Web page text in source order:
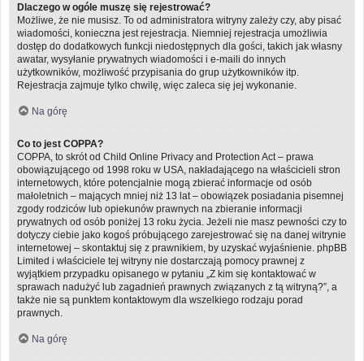
Dlaczego w ogóle muszę się rejestrować?
Możliwe, że nie musisz. To od administratora witryny zależy czy, aby pisać
wiadomości, konieczna jest rejestracja. Niemniej rejestracja umożliwia
dostęp do dodatkowych funkcji niedostępnych dla gości, takich jak własny
awatar, wysyłanie prywatnych wiadomości i e-maili do innych
użytkowników, możliwość przypisania do grup użytkowników itp.
Rejestracja zajmuje tylko chwilę, więc zaleca się jej wykonanie.
Na górę
Co to jest COPPA?
COPPA, to skrót od Child Online Privacy and Protection Act – prawa
obowiązującego od 1998 roku w USA, nakładającego na właścicieli stron
internetowych, które potencjalnie mogą zbierać informacje od osób
małoletnich – mających mniej niż 13 lat – obowiązek posiadania pisemnej
zgody rodziców lub opiekunów prawnych na zbieranie informacji
prywatnych od osób poniżej 13 roku życia. Jeżeli nie masz pewności czy to
dotyczy ciebie jako kogoś próbującego zarejestrować się na danej witrynie
internetowej – skontaktuj się z prawnikiem, by uzyskać wyjaśnienie. phpBB
Limited i właściciele tej witryny nie dostarczają pomocy prawnej z
wyjątkiem przypadku opisanego w pytaniu „Z kim się kontaktować w
sprawach nadużyć lub zagadnień prawnych związanych z tą witryną?”, a
także nie są punktem kontaktowym dla wszelkiego rodzaju porad
prawnych.
Na górę